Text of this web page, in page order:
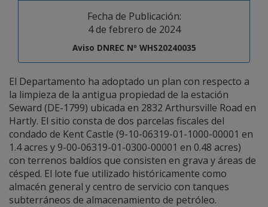
Fecha de Publicación:
4 de febrero de 2024
Aviso DNREC Nº WHS20240035
El Departamento ha adoptado un plan con respecto a
la limpieza de la antigua propiedad de la estación
Seward (DE-1799) ubicada en 2832 Arthursville Road en
Hartly. El sitio consta de dos parcelas fiscales del
condado de Kent Castle (9-10-06319-01-1000-00001 en
1.4 acres y 9-00-06319-01-0300-00001 en 0.48 acres)
con terrenos baldíos que consisten en grava y áreas de
césped. El lote fue utilizado históricamente como
almacén general y centro de servicio con tanques
subterráneos de almacenamiento de petróleo.